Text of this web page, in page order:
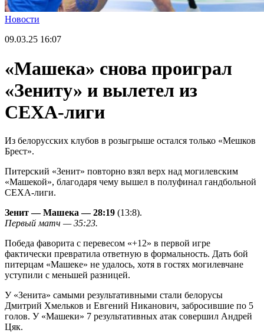
Новости
09.03.25 16:07
«Машека» снова проиграл
«Зениту» и вылетел из
СЕХА-лиги
Из белорусских клубов в розыгрыше остался только «Мешков
Брест».
Питерский «Зенит» повторно взял верх над могилевским
«Машекой», благодаря чему вышел в полуфинал гандбольной
СЕХА-лиги.
Зенит — Машека — 28:19 (13:8).
Первый матч — 35:23.
Победа фаворита с перевесом «+12» в первой игре
фактически превратила ответную в формальность. Дать бой
питерцам «Машеке» не удалось, хотя в гостях могилевчане
уступили с меньшей разницей.
У «Зенита» самыми результативными стали белорусы
Дмитрий Хмельков и Евгений Никанович, забросившие по 5
голов. У «Машеки» 7 результативных атак совершил Андрей
Цяк.